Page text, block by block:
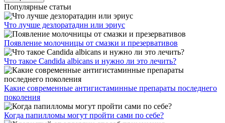
Популярные статьи
Что лучше дезлоратадин или эриус
Появление молочницы от смазки и презервативов
Что такое Candida albicans и нужно ли это лечить?
Какие современные антигистаминные препараты последнего
поколения
Когда папилломы могут пройти сами по себе?